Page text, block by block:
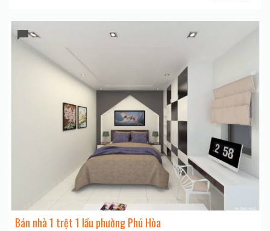
Bán nhà 1 trệt 1 lầu phường Phú Hòa